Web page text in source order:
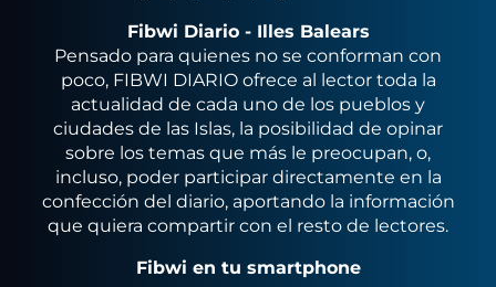
Fibwi Diario - Illes Balears
Pensado para quienes no se conforman con
poco, FIBWI DIARIO ofrece al lector toda la
actualidad de cada uno de los pueblos y
ciudades de las Islas, la posibilidad de opinar
sobre los temas que más le preocupan, o,
incluso, poder participar directamente en la
confección del diario, aportando la información
que quiera compartir con el resto de lectores.
Fibwi en tu smartphone